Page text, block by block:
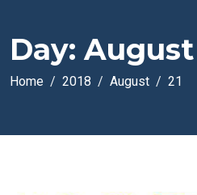
Day:August
Home 2018 August 21